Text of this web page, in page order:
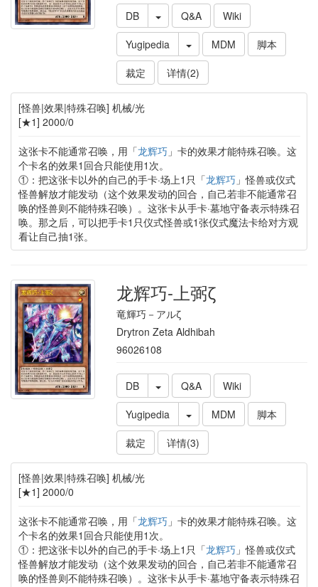
DB Q&A
Wiki
Yugipedia
MDM
脚本
裁定
详情(2)
[怪兽|效果|特殊召唤] 机械/光
[★1] 2000/0
这张卡不能通常召唤，用「龙辉巧」卡的效果才能特殊召唤。这
个卡名的效果1回合只能使用1次。
①：把这张卡以外的自己的手卡·场上1只「龙辉巧」怪兽或仪式
怪兽解放才能发动（这个效果发动的回合，自己若非不能通常召
唤的怪兽则不能特殊召唤）。这张卡从手卡·墓地守备表示特殊召
唤。那之后，可以把手卡1只仪式怪兽或1张仪式魔法卡给对方观
看让自己抽1张。
龙辉巧-上弼ζ
竜輝巧－アルζ
Drytron Zeta Aldhibah
96026108
DB Q&A
Wiki
Yugipedia
MDM
脚本
裁定
详情(3)
[怪兽|效果|特殊召唤] 机械/光
[★1] 2000/0
这张卡不能通常召唤，用「龙辉巧」卡的效果才能特殊召唤。这
个卡名的效果1回合只能使用1次。
①：把这张卡以外的自己的手卡·场上1只「龙辉巧」怪兽或仪式
怪兽解放才能发动（这个效果发动的回合，自己若非不能通常召
唤的怪兽则不能特殊召唤）。这张卡从手卡·墓地守备表示特殊召